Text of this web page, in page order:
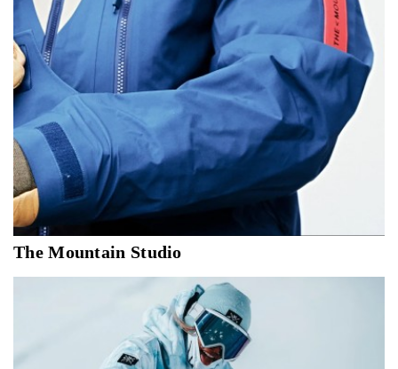
is at the forefront of innovative outdoor and ski wear.
Originating from the pristine surroundings of Zermatt,
Switzerland, in 2021, The Mountain Studio was founded
with a clear and precise vision.
The Mountain Studio